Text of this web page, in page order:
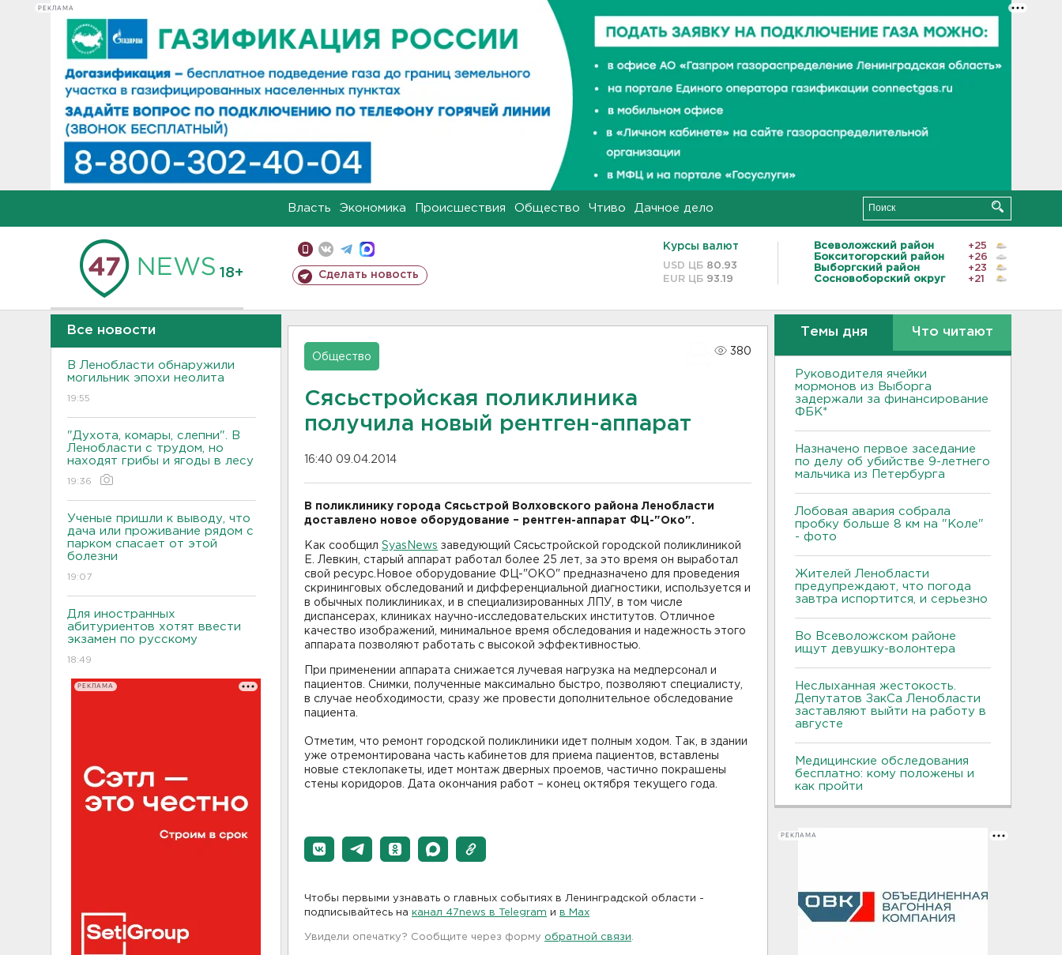
РЕКЛАМА
Власть Экономика Происшествия Общество Чтиво Дачное дело
18+ Сделать новость
Курсы валют
USD ЦБ 80.93
EUR ЦБ 93.19
Всеволожский район
+25
Бокситогорский район
+26
Выборгский район
+23
Сосновоборский округ
+21
Все новости
В Ленобласти обнаружили
могильник эпохи неолита
19:55
"Духота, комары, слепни". В
Ленобласти с трудом, но
находят грибы и ягоды в лесу
19:36
Ученые пришли к выводу, что
дача или проживание рядом с
парком спасает от этой
болезни
19:07
Для иностранных
абитуриентов хотят ввести
экзамен по русскому
18:49
РЕКЛАМА
Общество
380
Сясьстройская поликлиника
получила новый рентген-аппарат
16:40 09.04.2014
В поликлинику города Сясьстрой Волховского района Ленобласти
доставлено новое оборудование – рентген-аппарат ФЦ-"Око".
Как сообщил SyasNews заведующий Сясьстройской городской поликлиникой
Е. Левкин, старый аппарат работал более 25 лет, за это время он выработал
свой ресурс.Новое оборудование ФЦ-"ОКО" предназначено для проведения
скрининговых обследований и дифференциальной диагностики, используется и
в обычных поликлиниках, и в специализированных ЛПУ, в том числе
диспансерах, клиниках научно-исследовательских институтов. Отличное
качество изображений, минимальное время обследования и надежность этого
аппарата позволяют работать с высокой эффективностью.
При применении аппарата снижается лучевая нагрузка на медперсонал и
пациентов. Снимки, полученные максимально быстро, позволяют специалисту,
в случае необходимости, сразу же провести дополнительное обследование
пациента.
Отметим, что ремонт городской поликлиники идет полным ходом. Так, в здании
уже отремонтирована часть кабинетов для приема пациентов, вставлены
новые стеклопакеты, идет монтаж дверных проемов, частично покрашены
стены коридоров. Дата окончания работ – конец октября текущего года.
Чтобы первыми узнавать о главных событиях в Ленинградской области -
подписывайтесь на канал 47news в Telegram и в Maх
Увидели опечатку? Сообщите через форму обратной связи
Темы дня Что читают
Руководителя ячейки
мормонов из Выборга
задержали за финансирование
ФБК*
Назначено первое заседание
по делу об убийстве 9-летнего
мальчика из Петербурга
Лобовая авария собрала
пробку больше 8 км на "Коле"
- фото
Жителей Ленобласти
предупреждают, что погода
завтра испортится, и серьезно
Во Всеволожском районе
ищут девушку-волонтера
Неслыханная жестокость.
Депутатов ЗакСа Ленобласти
заставляют выйти на работу в
августе
Медицинские обследования
бесплатно: кому положены и
как пройти
РЕКЛАМА